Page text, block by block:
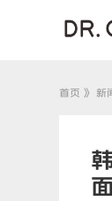
首页 》新